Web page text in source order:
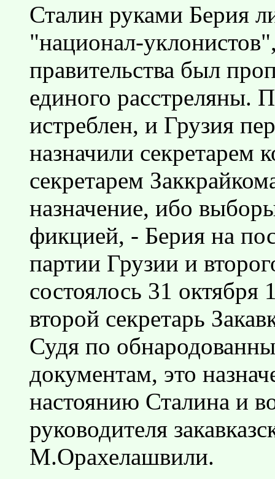
Сталин руками Берия
"национал-
правительства был
единого расстреляны.
истреблен, и Грузия
назначили секретарем
секретарем
назначение, ибо
фикцией, - Берия на
партии Грузии и
состоялось 31 октября
второй секретарь
Судя по
документам, это
настоянию Сталина и
руководителя
М.Орахелашвили.